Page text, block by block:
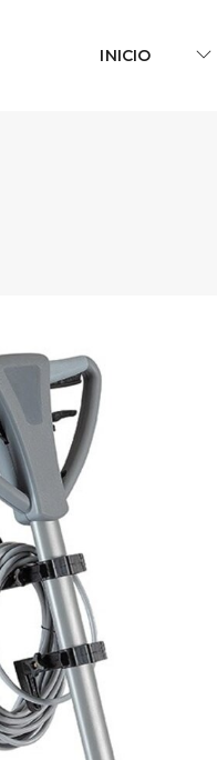
INICIO